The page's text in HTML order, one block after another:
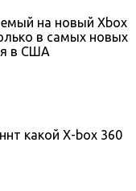
на новый Xbox
в самых новых
в США
какой X-box 360